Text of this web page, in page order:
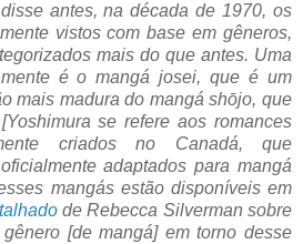
antes, na década de 1970, os
vistos com base em gêneros,
mais do que antes. Uma
é o mangá josei, que é um
mais madura do mangá shōjo, que
se refere aos romances
criados no Canadá, que
adaptados para mangá
mangás estão disponíveis em
de Rebecca Silverman sobre
[de mangá] em torno desse